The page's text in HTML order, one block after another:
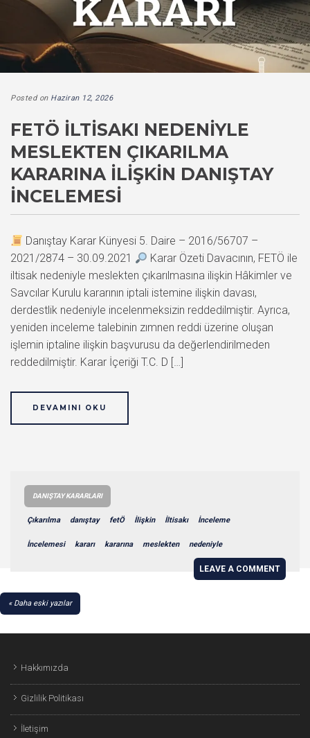
Posted on Haziran 12, 2026
FETÖ İLTISAKI NEDENIYLE
MESLEKTEN ÇIKARILMA
KARARINA İLIŞKIN DANIŞTAY
İNCELEMESI
Danıştay Karar Künyesi 5. Daire – 2016/56707 –
2021/2874 – 30.09.2021
Karar Özeti Davacının, FETÖ ile
iltisak nedeniyle meslekten çıkarılmasına ilişkin Hâkimler ve
Savcılar Kurulu kararının iptali istemine ilişkin davası,
derdestlik nedeniyle incelenmeksizin reddedilmiştir. Ayrıca,
yeniden inceleme talebinin zımnen reddi üzerine oluşan
işlemin iptaline ilişkin başvurusu da değerlendirilmeden
reddedilmiştir. Karar İçeriği T.C. D […]
DEVAMINI OKU
DANIŞTAY KARARLARI
Çıkarılma danıştay fetÖ İlişkin İltisakı İnceleme
İncelemesi kararı kararına meslekten nedeniyle
LEAVE A COMMENT
YAZI
Daha eski yazılar
Hakkımızda
Gizlilik Politikası
İletişim